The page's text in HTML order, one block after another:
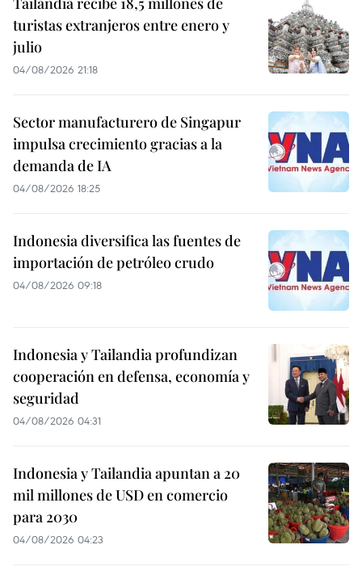
turistas extranjeros entre enero y
julio
04/08/2026 21:18
Sector manufacturero de Singapur
impulsa crecimiento gracias a la
demanda de IA
04/08/2026 18:25
Indonesia diversifica las fuentes de
importación de petróleo crudo
04/08/2026 09:18
Indonesia y Tailandia profundizan
cooperación en defensa, economía y
seguridad
04/08/2026 04:31
Indonesia y Tailandia apuntan a 20
mil millones de USD en comercio
para 2030
04/08/2026 04:23